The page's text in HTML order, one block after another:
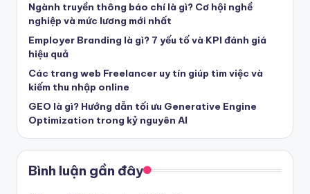
Ngành truyền thông báo chí là gì? Cơ hội nghề
nghiệp và mức lương mới nhất
Employer Branding là gì? 7 yếu tố và KPI đánh giá
hiệu quả
Các trang web Freelancer uy tín giúp tìm việc và
kiếm thu nhập online
GEO là gì? Hướng dẫn tối ưu Generative Engine
Optimization trong kỷ nguyên AI
Bình luận gần đây